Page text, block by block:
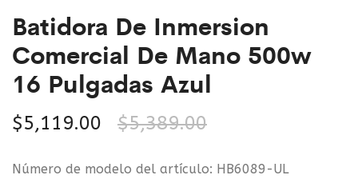
Batidora De Inmersion
Comercial De Mano 500w
16 Pulgadas Azul
$5,389.00
$5,119.00
Número de modelo del artículo: HB6089-UL